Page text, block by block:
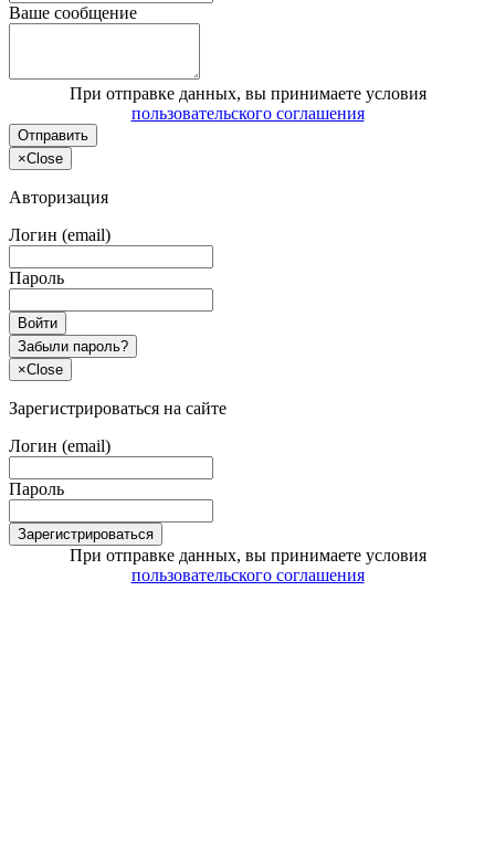
Ваше сообщение
При отправке данных, вы принимаете условия
пользовательского соглашения
Отправить
×Close
Авторизация
Логин (email)
Пароль
Войти
Забыли пароль?
×Close
Зарегистрироваться на сайте
Логин (email)
Пароль
Зарегистрироваться
При отправке данных, вы принимаете условия
пользовательского соглашения